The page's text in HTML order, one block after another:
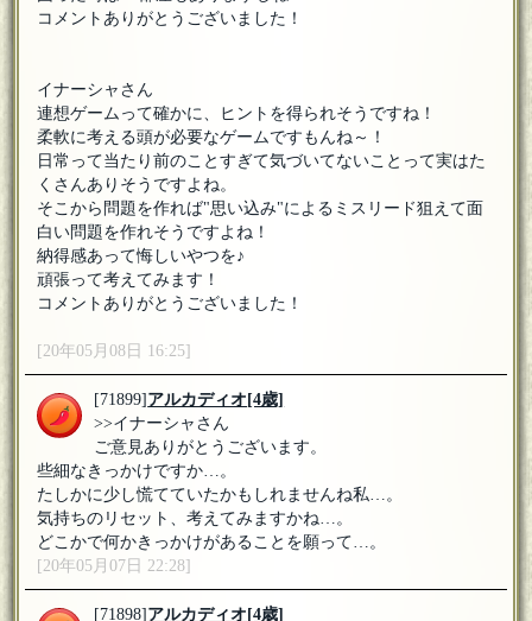
コメントありがとうございました！
イナーシャさん
連想ゲームって確かに、ヒントを得られそうですね！
柔軟に考える頭が必要なゲームですもんね～！
日常って当たり前のことすぎて気づいてないことって実はた
くさんありそうですよね。
そこから問題を作れば"思い込み"によるミスリード狙えて面
白い問題を作れそうですよね！
納得感あって悔しいやつを♪
頑張って考えてみます！
コメントありがとうございました！
[20年05月08日 16:25]
[71899]アルカディオ[4歳]
>>イナーシャさん
ご意見ありがとうございます。
些細なきっかけですか…。
たしかに少し慌てていたかもしれませんね私…。
気持ちのリセット、考えてみますかね…。
どこかで何かきっかけがあることを願って…。
[20年05月07日 22:28]
[71898]アルカディオ[4歳]